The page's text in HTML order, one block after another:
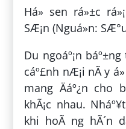
Há» sen rá»±c
SÆ¡n (Nguá»n:
Du ngoáº¡n
cáº£nh nÆ¡i nÃ y á»
mang Äáº¿n cho
khÃ¡c nhau.
khi hoÃ ng hÃ´n